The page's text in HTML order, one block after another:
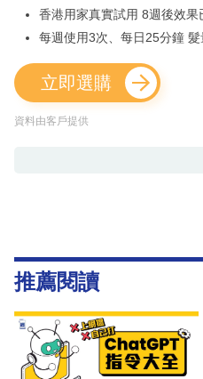
香港用家真實試用 8週後效果
每週使用3次、每日25分鐘
立即選購
資料由客戶提供
推薦閱讀